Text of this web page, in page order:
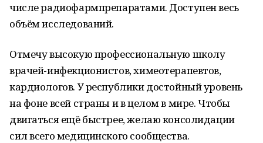
числе радиофармпрепаратами. Доступен весь
объём исследований.
Отмечу высокую профессиональную школу
врачей-инфекционистов, химеотерапевтов,
кардиологов. У республики достойный уровень
на фоне всей страны и в целом в мире. Чтобы
двигаться ещё быстрее, желаю консолидации
сил всего медицинского сообщества.